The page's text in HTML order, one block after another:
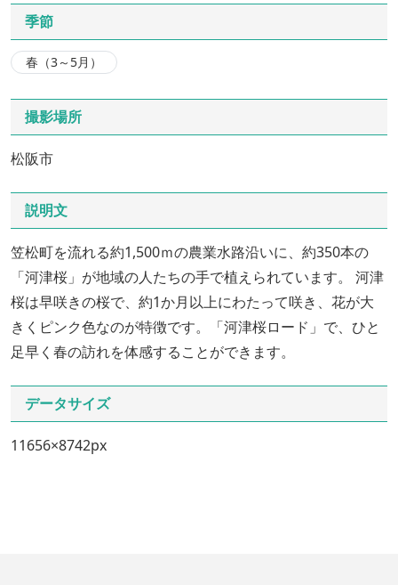
季節
春（3～5月）
撮影場所
松阪市
説明文
笠松町を流れる約1,500ｍの農業水路沿いに、約350本の
「河津桜」が地域の人たちの手で植えられています。 河津
桜は早咲きの桜で、約1か月以上にわたって咲き、花が大
きくピンク色なのが特徴です。「河津桜ロード」で、ひと
足早く春の訪れを体感することができます。
データサイズ
11656×8742px